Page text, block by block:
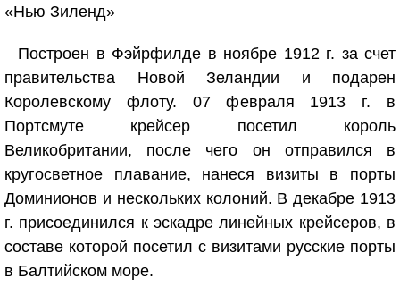
«Нью Зиленд»
Построен в Фэйрфилде в ноябре 1912 г. за счет
правительства Новой Зеландии и подарен
Королевскому флоту. 07 февраля 1913 г. в
Портсмуте крейсер посетил король
Великобритании, после чего он отправился в
кругосветное плавание, нанеся визиты в порты
Доминионов и нескольких колоний. В декабре 1913
г. присоединился к эскадре линейных крейсеров, в
составе которой посетил с визитами русские порты
в Балтийском море.